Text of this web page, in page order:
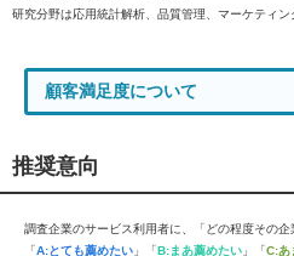
研究分野は応用統計解析、品質管理、マーケティン
顧客満足度について
推奨意向
調査企業のサービス利用者に、「どの程度その
「A:とても薦めたい 」「B:まあ薦めたい 」「C:あ